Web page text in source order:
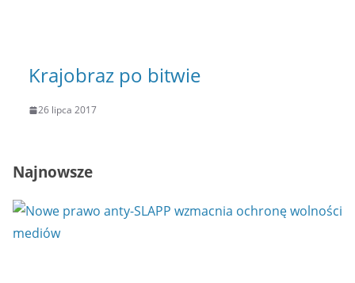
Krajobraz po bitwie
26 lipca 2017
Najnowsze